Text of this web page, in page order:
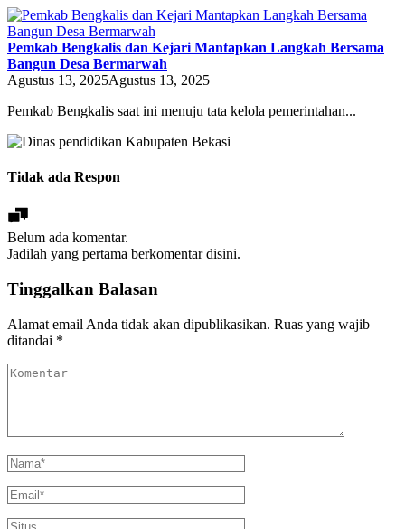
Pemkab Bengkalis dan Kejari Mantapkan Langkah Bersama
Bangun Desa Bermarwah
Agustus 13, 2025Agustus 13, 2025
Pemkab Bengkalis saat ini menuju tata kelola pemerintahan...
Tidak ada Respon
Belum ada komentar.
Jadilah yang pertama berkomentar disini.
Tinggalkan Balasan
Alamat email Anda tidak akan dipublikasikan. Ruas yang wajib
ditandai *